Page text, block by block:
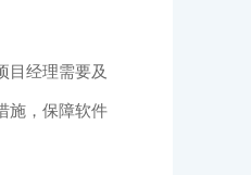
经理需要及
施，保障软件